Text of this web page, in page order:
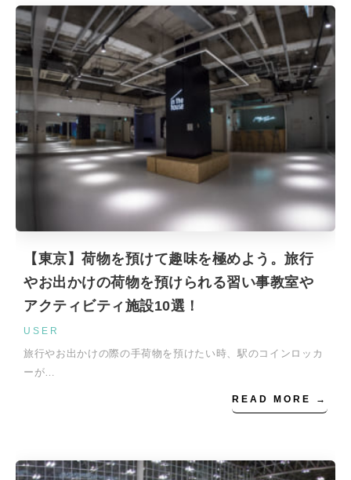
【東京】荷物を預けて趣味を極めよう。旅行
やお出かけの荷物を預けられる習い事教室や
アクティビティ施設10選！
USER
旅行やお出かけの際の手荷物を預けたい時、駅のコインロッカ
ーが…
READ MORE →